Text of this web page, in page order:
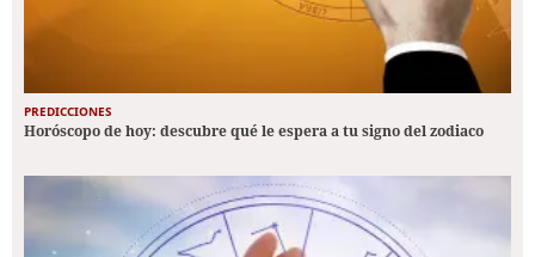
PREDICCIONES
Horóscopo de hoy: descubre qué le espera a tu signo del zodiaco